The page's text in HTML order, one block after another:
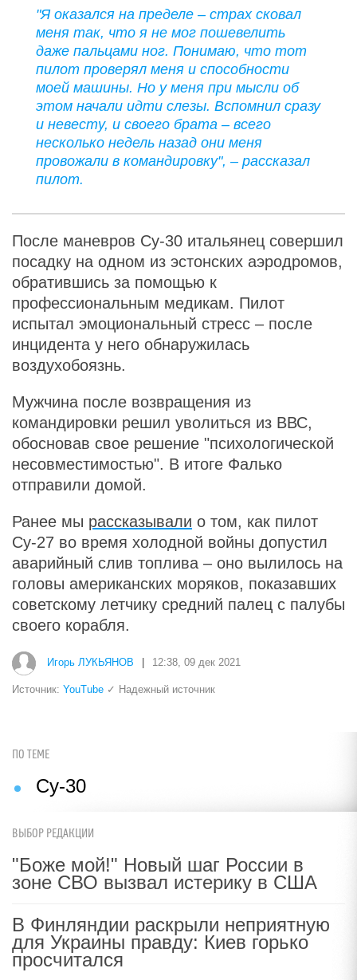
"Я оказался на пределе – страх сковал
меня так, что я не мог пошевелить
даже пальцами ног. Понимаю, что тот
пилот проверял меня и способности
моей машины. Но у меня при мысли об
этом начали идти слезы. Вспомнил сразу
и невесту, и своего брата – всего
несколько недель назад они меня
провожали в командировку", – рассказал
пилот.
После маневров Су-30 итальянец совершил
посадку на одном из эстонских аэродромов,
обратившись за помощью к
профессиональным медикам. Пилот
испытал эмоциональный стресс – после
инцидента у него обнаружилась
воздухобоязнь.
Мужчина после возвращения из
командировки решил уволиться из ВВС,
обосновав свое решение "психологической
несовместимостью". В итоге Фалько
отправили домой.
Ранее мы рассказывали о том, как пилот
Су-27 во время холодной войны допустил
аварийный слив топлива – оно вылилось на
головы американских моряков, показавших
советскому летчику средний палец с палубы
своего корабля.
Игорь ЛУКЬЯНОВ 12:38, 09 дек 2021
Источник: YouTube ✓ Надежный источник
ПО ТЕМЕ
Су-30
ВЫБОР РЕДАКЦИИ
"Боже мой!" Новый шаг России в
зоне СВО вызвал истерику в США
В Финляндии раскрыли неприятную
для Украины правду: Киев горько
просчитался